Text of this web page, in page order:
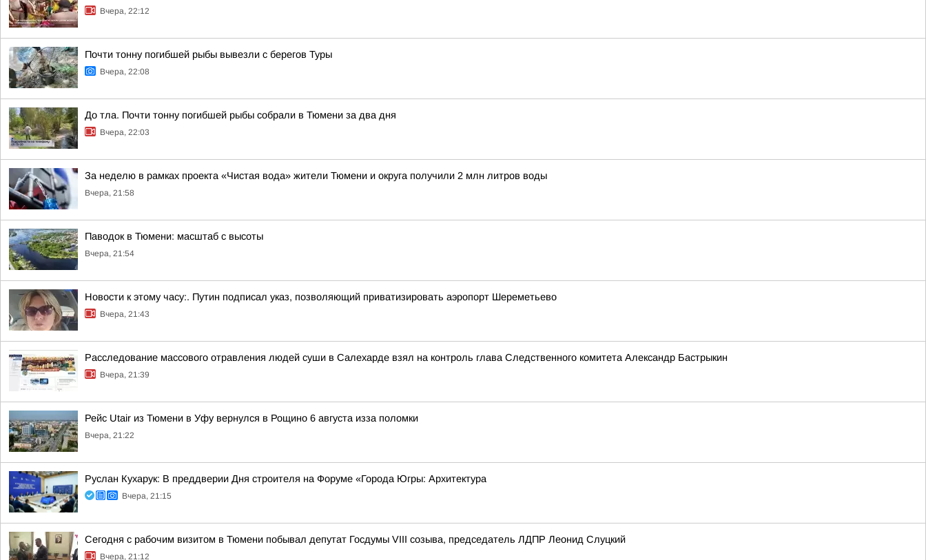
Вчера, 22:12
Почти тонну погибшей рыбы вывезли с берегов Туры
Вчера, 22:08
До тла. Почти тонну погибшей рыбы собрали в Тюмени за два дня
Вчера, 22:03
За неделю в рамках проекта «Чистая вода» жители Тюмени и округа получили 2 млн литров воды
Вчера, 21:58
Паводок в Тюмени: масштаб с высоты
Вчера, 21:54
Новости к этому часу:. Путин подписал указ, позволяющий приватизировать аэропорт Шереметьево
Вчера, 21:43
Расследование массового отравления людей суши в Салехарде взял на контроль глава Следственного комитета Александр Бастрыкин
Вчера, 21:39
Рейс Utair из Тюмени в Уфу вернулся в Рощино 6 августа изза поломки
Вчера, 21:22
Руслан Кухарук: В преддверии Дня строителя на Форуме «Города Югры: Архитектура
Вчера, 21:15
Сегодня с рабочим визитом в Тюмени побывал депутат Госдумы VIII созыва, председатель ЛДПР Леонид Слуцкий
Вчера, 21:12